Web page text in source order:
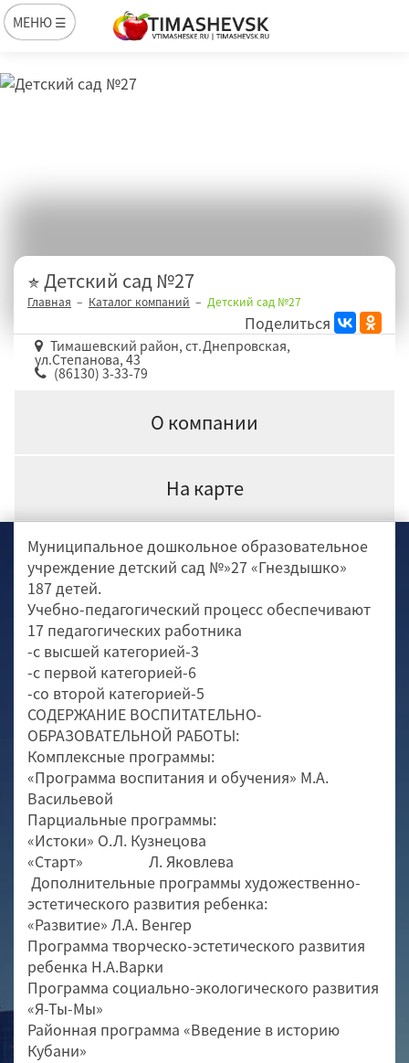
МЕНЮ ☰
Детский сад №27
Главная Каталог компаний Детский сад №27
Поделиться
Тимашевский район, ст.Днепровская,
ул.Степанова, 43
(86130) 3-33-79
О компании
На карте
Муниципальное дошкольное образовательное
учреждение детский сад №»27 «Гнездышко»
187 детей.
Учебно-педагогический процесс обеспечивают
17 педагогических работника
-с высшей категорией-3
-с первой категорией-6
-со второй категорией-5
СОДЕРЖАНИЕ ВОСПИТАТЕЛЬНО-
ОБРАЗОВАТЕЛЬНОЙ РАБОТЫ:
Комплексные программы:
«Программа воспитания и обучения» М.А.
Васильевой
Парциальные программы:
«Истоки» О.Л. Кузнецова
«Старт» Л. Яковлева
Дополнительные программы художественно-
эстетического развития ребенка:
«Развитие» Л.А. Венгер
Программа творческо-эстетического развития
ребенка Н.А.Варки
Программа социально-экологического развития
«Я-Ты-Мы»
Районная программа «Введение в историю
Кубани»